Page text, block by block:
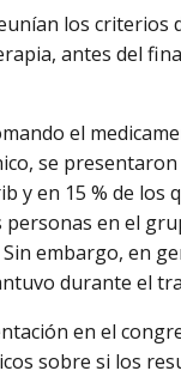
los criterios
antes del
el
se
y en 15 % de los
en el
embargo, en
durante el
en el
sobre si los